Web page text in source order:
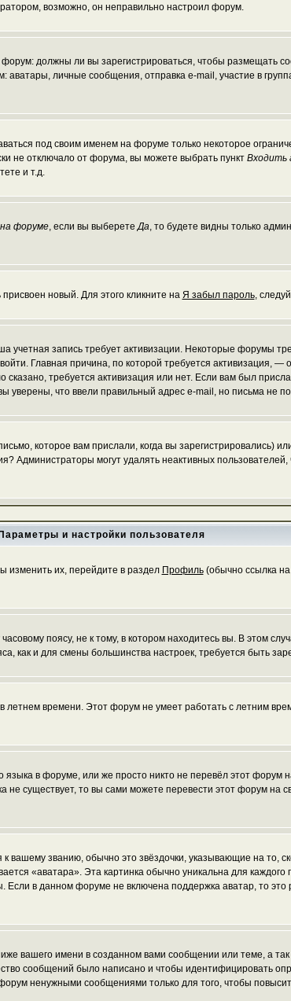
возможно, он неправильно настроил форум.
должны ли вы зарегистрироваться, чтобы размещать
личные сообщения, отправка e-mail, участие в
под своим именем на форуме только некоторое
не отключало от форума, вы можете выбрать пункт Входить
и т.д.
форуме, если вы выберетеДа, то будете видны только
новый. Для этого кликните на Я забыл пароль,
учетная запись требует активизации. Некоторые форумы
Главная причина, по которой требуется активизация,
требуется активизация или нет. Если вам был
уверены, что ввели правильный адрес e-mail, но письма не
которое вам прислали, когда вы зарегистрировались)
Администраторы могут удалять неактивных
Параметры и настройки пользователя
изменить их, перейдите в раздел Профиль(обычно ссылка на
поясу, не к тому, в котором находитесь вы. В этом
как и для смены большинства настроек, требуется быть
времени. Этот форум не умеет работать с летним
языка в форуме, или же просто никто не перевёл этот
не существует, то вы сами можете перевести этот форум
вашему званию, обычно это звёздочки, указывающие на то,
«аватара». Эта картинка обычно уникальна для
Если в данном форуме не включена поддержка аватар, то
вашего имени в созданном вами сообщении или теме, а
сообщений было написано и чтобы идентифицировать
ненужными сообщениями только для того, чтобы